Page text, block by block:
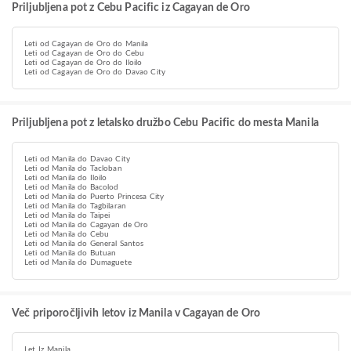
Priljubljena pot z Cebu Pacific iz Cagayan de Oro
Leti od Cagayan de Oro do Manila
Leti od Cagayan de Oro do Cebu
Leti od Cagayan de Oro do Iloilo
Leti od Cagayan de Oro do Davao City
Priljubljena pot z letalsko družbo Cebu Pacific do mesta Manila
Leti od Manila do Davao City
Leti od Manila do Tacloban
Leti od Manila do Iloilo
Leti od Manila do Bacolod
Leti od Manila do Puerto Princesa City
Leti od Manila do Tagbilaran
Leti od Manila do Taipei
Leti od Manila do Cagayan de Oro
Leti od Manila do Cebu
Leti od Manila do General Santos
Leti od Manila do Butuan
Leti od Manila do Dumaguete
Več priporočljivih letov iz Manila v Cagayan de Oro
Let Iz Manila